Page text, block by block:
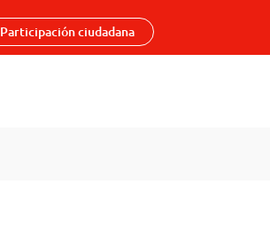
Participación ciudadana